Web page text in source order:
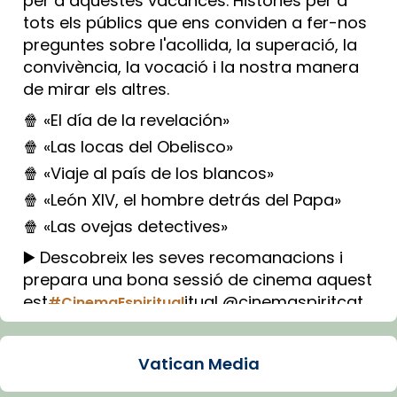
tots els públics que ens conviden a fer-nos
preguntes sobre l'acollida, la superació, la
convivència, la vocació i la nostra manera
de mirar els altres.
🍿 «El día de la revelación»
🍿 «Las locas del Obelisco»
🍿 «Viaje al país de los blancos»
🍿 «León XIV, el hombre detrás del Papa»
🍿 «Las ovejas detectives»
▶️ Descobreix les seves recomanacions i
prepara una bona sessió de cinema aquest
est#CinemaEspiritualitual @cinemaspiritcat
Imatge: Generada amb IA (OpenAI)
View on Facebook · Share
Vatican Media